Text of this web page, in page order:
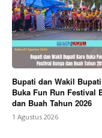
Bupati dan Wakil
Buka Fun Run Festival
dan Buah Tahun 2026
1 Agustus 2026